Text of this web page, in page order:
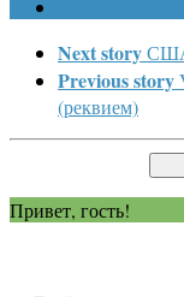
Next storyСША
Previous story
(реквием)
Привет, гость!